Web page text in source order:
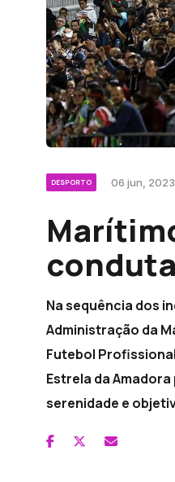
DESPORTO 06 jun,
Na sequência dos
Administração da
Futebol
Estrela da
serenidade e